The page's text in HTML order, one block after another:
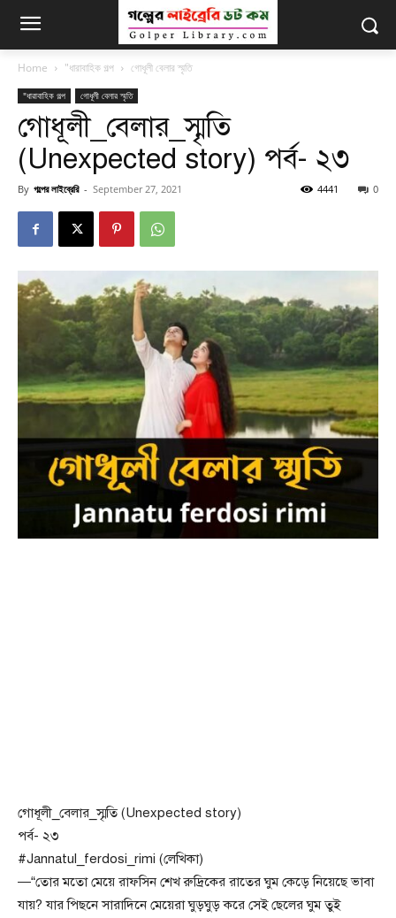
Home "ধারাবাহিক গল্প গোধূলী বেলার স্মৃতি
"ধারাবাহিক গল্প গোধূলী বেলার স্মৃতি
গোধূলী_বেলার_স্মৃতি
(Unexpected story) পর্ব- ২৩
By গল্পের লাইব্রেরি - September 27, 2021 0
4441
গোধূলী_বেলার_স্মৃতি (Unexpected story)
পর্ব- ২৩
#Jannatul_ferdosi_rimi (লেখিকা)
—“তোর মতো মেয়ে রাফসিন শেখ রুদ্রিকের রাতের ঘুম কেড়ে নিয়েছে ভাবা
যায়? যার পিছনে সারাদিনে মেয়েরা ঘুড়ঘুড় করে সেই ছেলের ঘুম তুই